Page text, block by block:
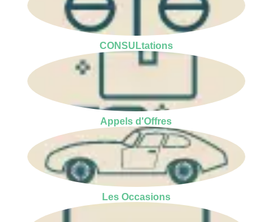
CONSULtations
Appels d'Offres
Les Occasions